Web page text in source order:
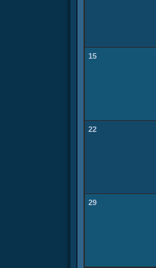
15
22
29